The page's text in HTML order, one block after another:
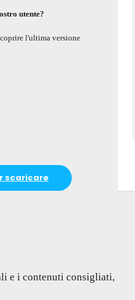
utente?
l'ultima versione
scaricare
e i contenuti consigliati,